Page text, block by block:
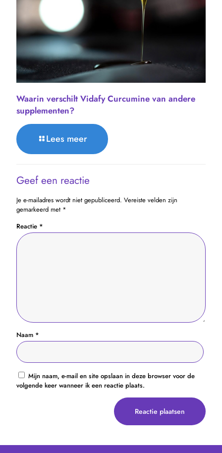
Waarin verschilt Vidafy Curcumine van andere
supplementen?
Lees meer
Geef een reactie
Je e-mailadres wordt niet gepubliceerd. Vereiste velden zijn
gemarkeerd met *
Reactie *
Naam *
Mijn naam, e-mail en site opslaan in deze browser voor de
volgende keer wanneer ik een reactie plaats.